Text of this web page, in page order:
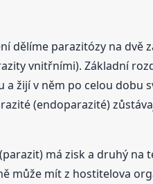
dělíme parazitózy na dvě
vnitřními). Základní
žijí v něm po celou dobu
(endoparazité)
má zisk a druhý na
může mít z hostitelova